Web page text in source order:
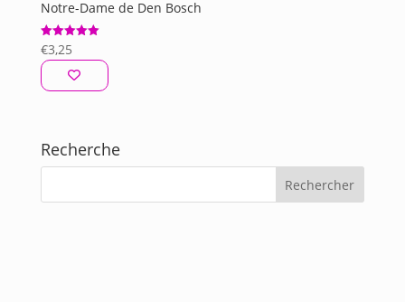
Notre-Dame de Den Bosch
Note
5.00
sur 5
€3,25
Recherche